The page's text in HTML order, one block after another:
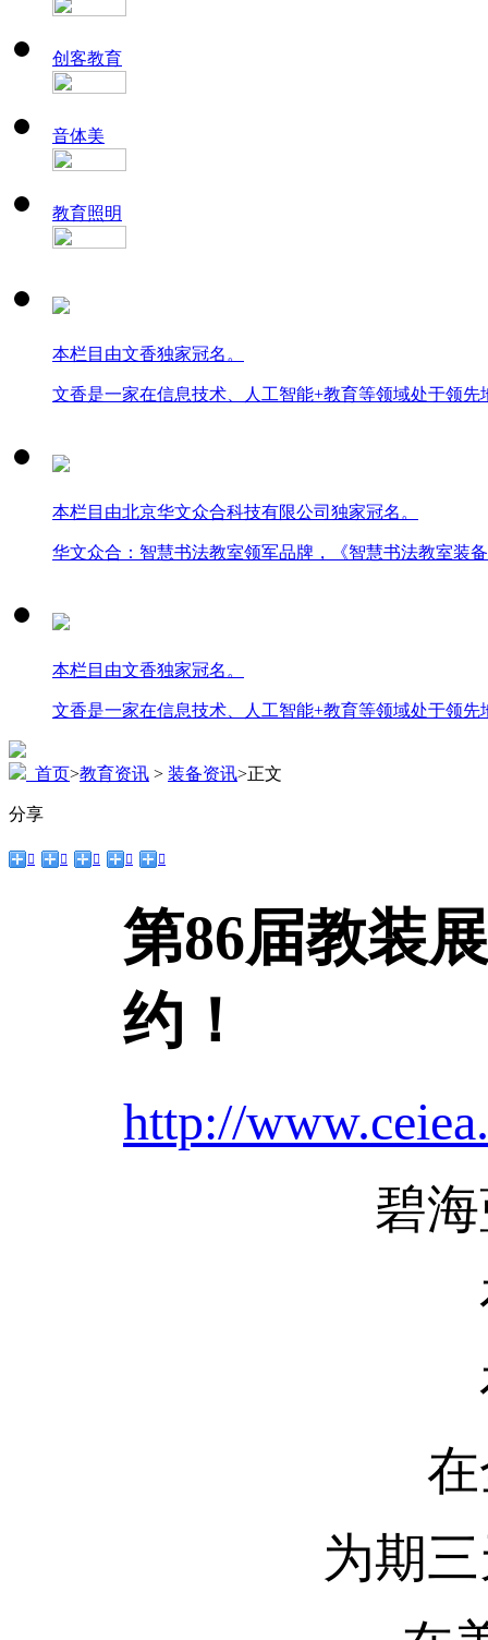
创客教育
音体美
教育照明
本栏目由文香独家冠名。
文香是一家在信息技术、人工智能+教育等领域处于领
本栏目由北京华文众合科技有限公司独家冠名。
华文众合：智慧书法教室领军品牌，《智慧书法教室装
本栏目由文香独家冠名。
文香是一家在信息技术、人工智能+教育等领域处于领
首页>教育资讯 > 装备资讯>正文
分享
    
第86届教装
约！
http://
碧
为期